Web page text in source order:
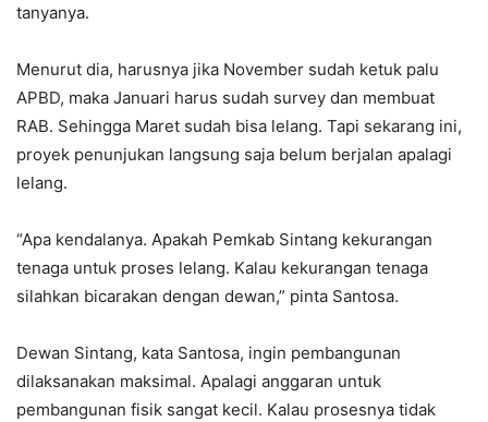
tanyanya.
Menurut dia, harusnya jika November sudah ketuk palu
APBD, maka Januari harus sudah survey dan membuat
RAB. Sehingga Maret sudah bisa lelang. Tapi sekarang ini,
proyek penunjukan langsung saja belum berjalan apalagi
lelang.
“Apa kendalanya. Apakah Pemkab Sintang kekurangan
tenaga untuk proses lelang. Kalau kekurangan tenaga
silahkan bicarakan dengan dewan,” pinta Santosa.
Dewan Sintang, kata Santosa, ingin pembangunan
dilaksanakan maksimal. Apalagi anggaran untuk
pembangunan fisik sangat kecil. Kalau prosesnya tidak